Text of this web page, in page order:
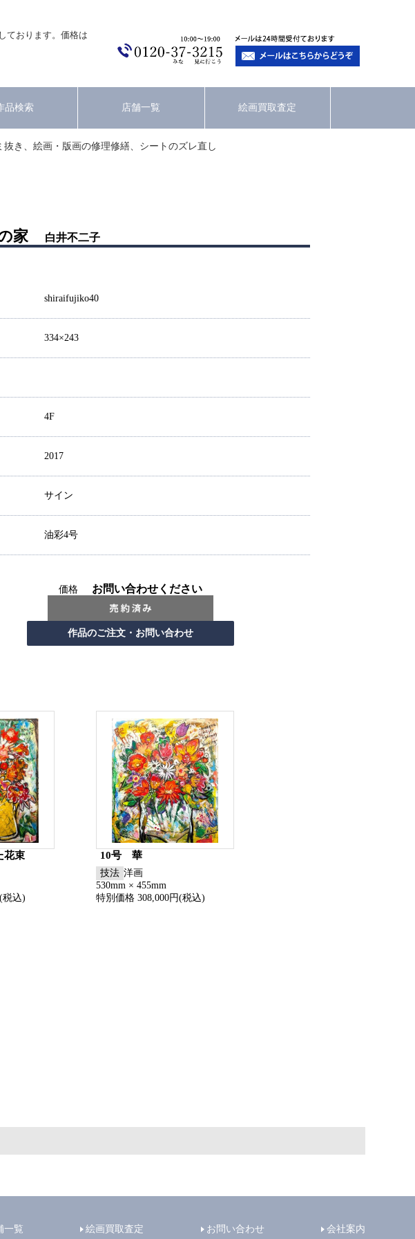
ております。価格は
品検索 店舗一覧 絵画買取査定
き、絵画・版画の修理修繕、シートのズレ直し
家 白井不二子
shiraifujiko40
334×243
4F
2017
サイン
油彩4号
価格 お問い合わせください
花束
税込)
10号 華
技法 洋画
530mm × 455mm
特別価格 308,000円(税込)
一覧 絵画買取査定 お問い合わせ 会社案内